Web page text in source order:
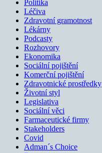
Politika
Léčiva
Zdravotní gramotnost
Lékárny
Podcasty
Rozhovory
Ekonomika
Sociální pojištění
Komerční pojištění
Zdravotnické prostředky
Životní styl
Legislativa
Sociální věci
Farmaceutické firmy
Stakeholders
Covid
Adman´s Choice